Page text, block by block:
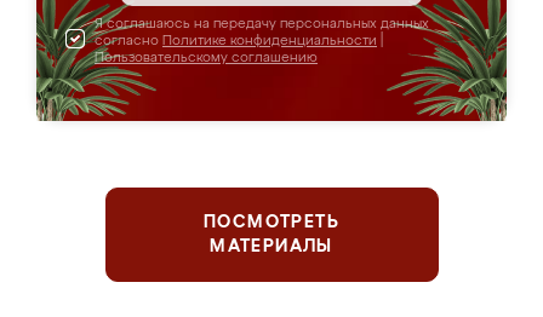
Я соглашаюсь на передачу персональных данных
согласно Политике конфиденциальности
Пользовательскому соглашению
ПОСМОТРЕТЬ
МАТЕРИАЛЫ